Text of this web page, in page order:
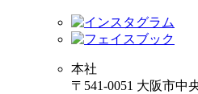
本社
〒541-0051 大阪市中